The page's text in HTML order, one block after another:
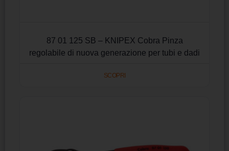
87 01 125 SB – KNIPEX Cobra Pinza
regolabile di nuova generazione per tubi e dadi
SCOPRI